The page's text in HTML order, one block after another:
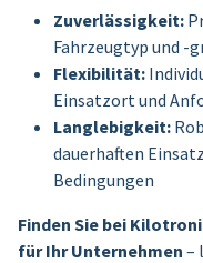
Zuverlässigkeit:
Fahrzeugtyp und -
Flexibilität:
Einsatzort und
Langlebigkeit:
dauerhaften
Bedingungen
Finden Sie bei
für Ihr Unternehmen –